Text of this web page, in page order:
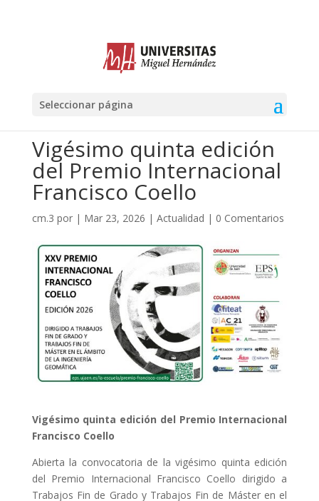
Seleccionar página
Vigésimo quinta edición
del Premio Internacional
Francisco Coello
cm.3 por | Mar 23, 2026 | Actualidad | 0 Comentarios
Vigésimo quinta edición del Premio Internacional
Francisco Coello
Abierta la convocatoria de la vigésimo quinta edición
del Premio Internacional Francisco Coello dirigido a
Trabajos Fin de Grado y Trabajos Fin de Máster en el